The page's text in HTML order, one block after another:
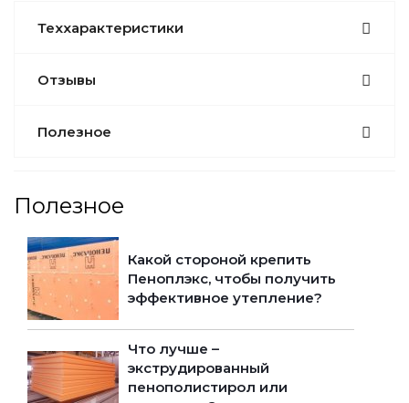
Теххарактеристики
Отзывы
Полезное
Полезное
Какой стороной крепить
Пеноплэкс, чтобы получить
эффективное утепление?
Что лучше –
экструдированный
пенополистирол или